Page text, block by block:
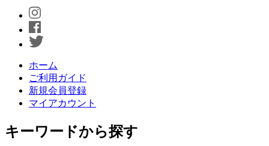
ホーム
ご利用ガイド
新規会員登録
マイアカウント
キーワードから探す